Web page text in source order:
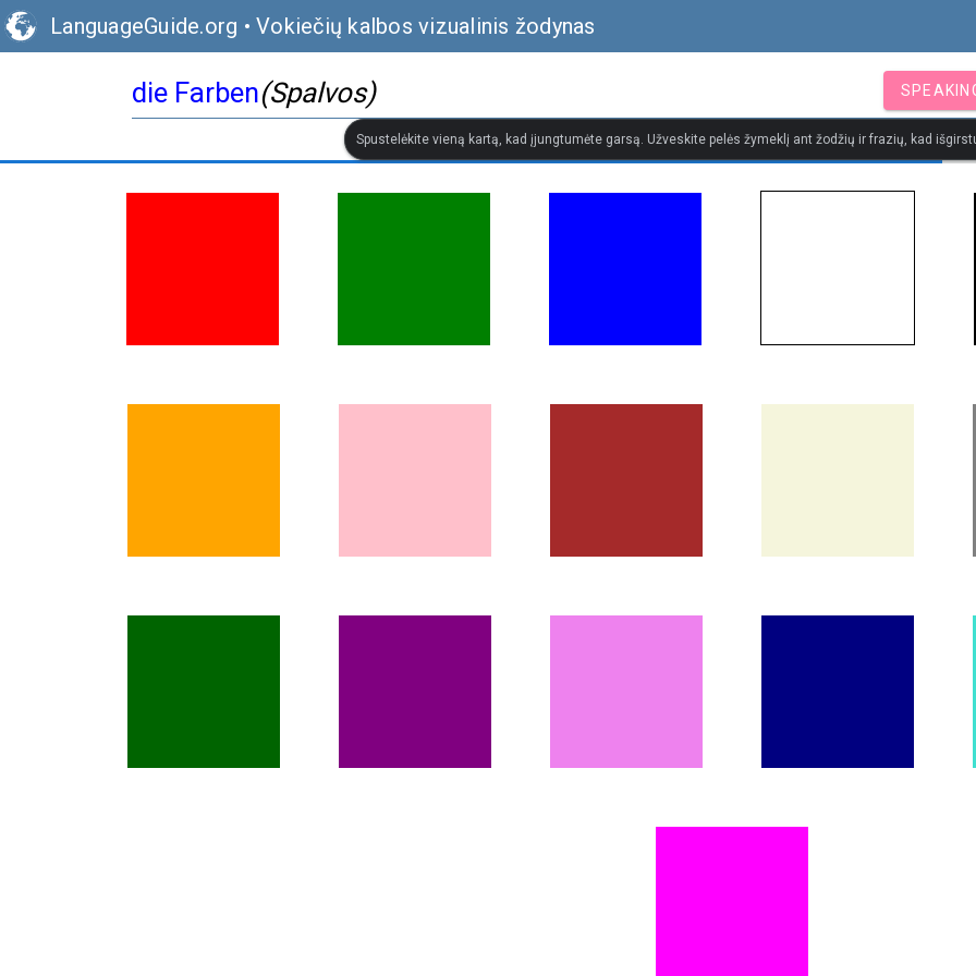
LanguageGuide.org • Vokiečių kalbos vizualinis žodynas
die Farben(Spalvos)
Spustelėkite vieną kartą, kad įjungtumėte garsą. Užveskite pelės žymeklį ant žodžių ir frazių, kad